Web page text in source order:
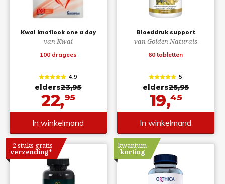
Kwai knoflook one a day
van Kwai
100 dragees
4.9
elders23,95
22,95
In winkelmand
Bloeddruk support
van Golden Naturals
60 tabletten
5
elders25,95
19,45
In winkelmand
2 stuks gratis
verzending*
kwantum
korting